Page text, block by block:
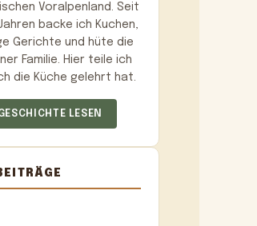
Voralpenland. Seit
backe ich Kuchen,
Gerichte und hüte die
Familie. Hier teile ich
die Küche gelehrt hat.
LESEN